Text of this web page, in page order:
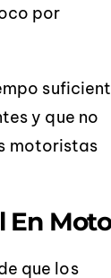
por
y que no
motoristas
En Moto
que los